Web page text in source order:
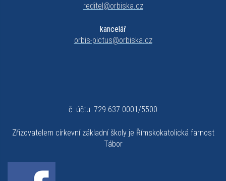
reditel@orbiska.cz
kancelář
orbis-pictus@orbiska.cz
č. účtu: 729 637 0001/5500
Zřizovatelem církevní základní školy je Římskokatolická farnost
Tábor